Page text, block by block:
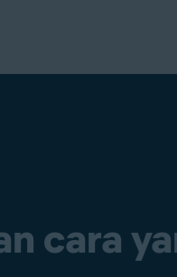
cara